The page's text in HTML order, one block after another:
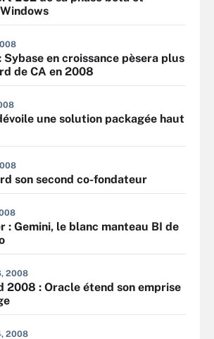
Sybase en croissance pèsera plus
de CA en 2008
une solution packagée haut
son second co-fondateur
: Gemini, le blanc manteau BI de
2008
2008 : Oracle étend son emprise
2008